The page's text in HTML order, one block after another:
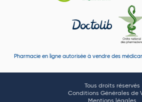
Pharmacie en ligne autorisée à vendre des
Tous droits réservés
Conditions Générales de